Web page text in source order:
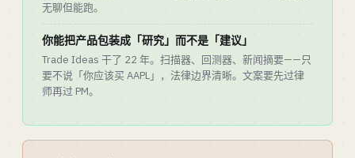
无聊但能跑。
你能把产品包装成「研究」而不是「建议」
Trade Ideas 干了 22 年。扫描器、回测器、新闻摘要——只
要不说「你应该买 AAPL」，法律边界清晰。文案要先过律
师再过 PM。